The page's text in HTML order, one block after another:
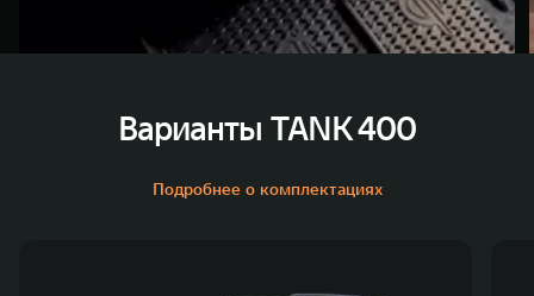
Варианты TANK 400
Подробнее о комплектациях